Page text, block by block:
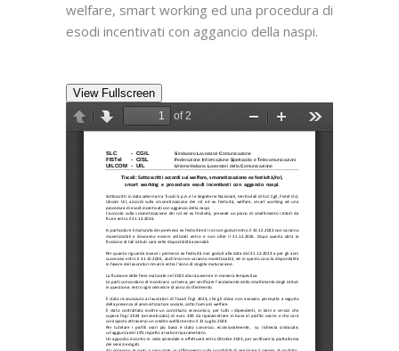
welfare, smart working ed una procedura di
esodi incentivati con aggancio della naspi.
View Fullscreen